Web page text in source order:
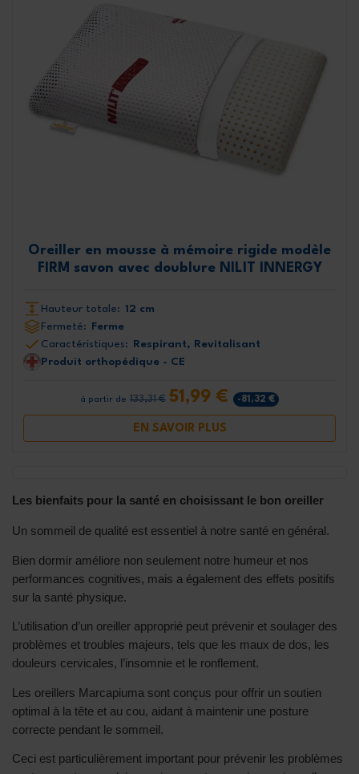
Oreiller en mousse à mémoire rigide modèle
FIRM savon avec doublure NILIT INNERGY
Hauteur totale: 12 cm
Fermeté:
Ferme
Caractéristiques:
Respirant, Revitalisant
Produit orthopédique - CE
à partir de 133,31 € 51,99 € -81,32 €
EN SAVOIR PLUS
Les bienfaits pour la santé en choisissant le bon oreiller
Un sommeil de qualité est essentiel à notre santé en général.
Bien dormir améliore non seulement notre humeur et nos
performances cognitives, mais a également des effets positifs
sur la santé physique.
L’utilisation d’un oreiller approprié peut prévenir et soulager des
problèmes et troubles majeurs, tels que les maux de dos, les
douleurs cervicales, l’insomnie et le ronflement.
Les oreillers Marcapiuma sont conçus pour offrir un soutien
optimal à la tête et au cou, aidant à maintenir une posture
correcte pendant le sommeil.
Ceci est particulièrement important pour prévenir les problèmes